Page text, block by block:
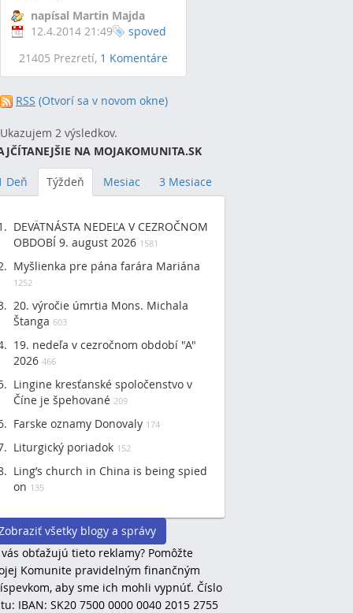
napísal Martin Majda
12.4.2014 21:49
21405 Prezretí, 1 Komentáre
spoved
RSS (Otvorí sa v novom okne)
Ukazujem 2 výsledkov.
NA MOJAKOMUNITA.SK
Deň Týždeň Mesiac 3 Mesiace
DEVÄTNÁSTA NEDEĽA V CEZROČNOM
OBDOBÍ 9. august 2026 1581
Myšlienka pre pána farára Mariána
1252
20. výročie úmrtia Mons. Michala
Štanga 603
19. nedeľa v cezročnom období "A"
2026 466
Lingine kresťanské spoločenstvo v
Číne je špehované 209
Farske oznamy Donovaly 174
Liturgický poriadok 152
Ling’s church in China is being spied
on 135
všetky blogy a správy
obťažujú tieto reklamy? Pomôžte
Komunite pravidelným finančným
aby sme ich mohli vypnúť. Číslo
IBAN: SK20 7500 0000 0040 2015 2755